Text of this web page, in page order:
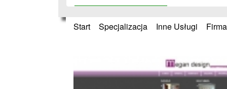
Start Specjalizacja Inne Usługi